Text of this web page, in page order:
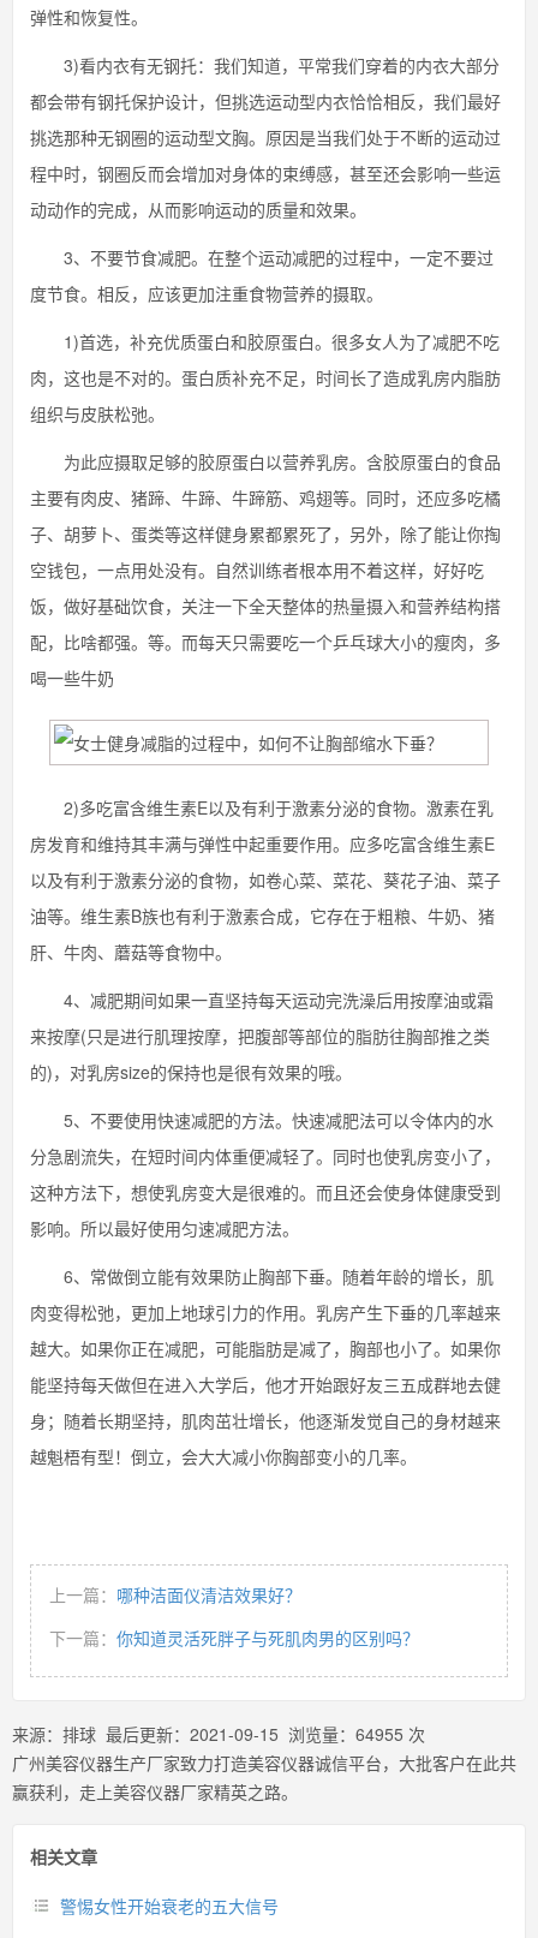
弹性和恢复性。
3)看内衣有无钢托：我们知道，平常我们穿着的内衣大部分
都会带有钢托保护设计，但挑选运动型内衣恰恰相反，我们最好
挑选那种无钢圈的运动型文胸。原因是当我们处于不断的运动过
程中时，钢圈反而会增加对身体的束缚感，甚至还会影响一些运
动动作的完成，从而影响运动的质量和效果。
3、不要节食减肥。在整个运动减肥的过程中，一定不要过
度节食。相反，应该更加注重食物营养的摄取。
1)首选，补充优质蛋白和胶原蛋白。很多女人为了减肥不吃
肉，这也是不对的。蛋白质补充不足，时间长了造成乳房内脂肪
组织与皮肤松弛。
为此应摄取足够的胶原蛋白以营养乳房。含胶原蛋白的食品
主要有肉皮、猪蹄、牛蹄、牛蹄筋、鸡翅等。同时，还应多吃橘
子、胡萝卜、蛋类等这样健身累都累死了，另外，除了能让你掏
空钱包，一点用处没有。自然训练者根本用不着这样，好好吃
饭，做好基础饮食，关注一下全天整体的热量摄入和营养结构搭
配，比啥都强。等。而每天只需要吃一个乒乓球大小的瘦肉，多
喝一些牛奶
2)多吃富含维生素E以及有利于激素分泌的食物。激素在乳
房发育和维持其丰满与弹性中起重要作用。应多吃富含维生素E
以及有利于激素分泌的食物，如卷心菜、菜花、葵花子油、菜子
油等。维生素B族也有利于激素合成，它存在于粗粮、牛奶、猪
肝、牛肉、蘑菇等食物中。
4、减肥期间如果一直坚持每天运动完洗澡后用按摩油或霜
来按摩(只是进行肌理按摩，把腹部等部位的脂肪往胸部推之类
的)，对乳房size的保持也是很有效果的哦。
5、不要使用快速减肥的方法。快速减肥法可以令体内的水
分急剧流失，在短时间内体重便减轻了。同时也使乳房变小了，
这种方法下，想使乳房变大是很难的。而且还会使身体健康受到
影响。所以最好使用匀速减肥方法。
6、常做倒立能有效果防止胸部下垂。随着年龄的增长，肌
肉变得松弛，更加上地球引力的作用。乳房产生下垂的几率越来
越大。如果你正在减肥，可能脂肪是减了，胸部也小了。如果你
能坚持每天做但在进入大学后，他才开始跟好友三五成群地去健
身；随着长期坚持，肌肉茁壮增长，他逐渐发觉自己的身材越来
越魁梧有型！倒立，会大大减小你胸部变小的几率。
上一篇： 哪种洁面仪清洁效果好？
下一篇： 你知道灵活死胖子与死肌肉男的区别吗？
来源： 排球 最后更新： 2021-09-15 浏览量： 64955 次
广州美容仪器生产厂家致力打造美容仪器诚信平台，大批客户在此共
赢获利，走上美容仪器厂家精英之路。
相关文章
警惕女性开始衰老的五大信号